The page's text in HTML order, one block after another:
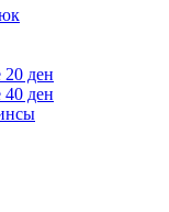
ден
ден